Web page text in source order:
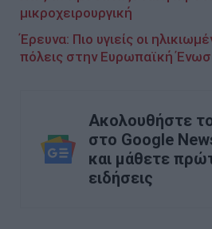
μικροχειρουργική
Έρευνα: Πιο υγιείς οι
πόλεις στην Ευρωπαϊκή
Ακολουθήστε
στο Google
και μάθετε
ειδήσεις